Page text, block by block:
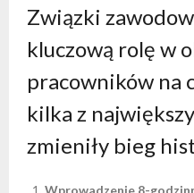
Związki
kluczową rolę w
pracowników na
kilka z
zmieniły bieg